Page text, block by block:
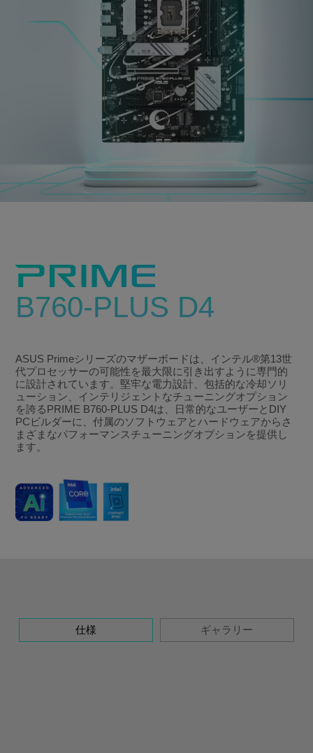
B760-PLUS D4
ASUS Primeシリーズのマザーボードは、インテル®第13世
代プロセッサーの可能性を最大限に引き出すように専門的
に設計されています。堅牢な電力設計、包括的な冷却ソリ
ューション、インテリジェントなチューニングオプション
を誇るPRIME B760-PLUS D4は、日常的なユーザーとDIY
PCビルダーに、付属のソフトウェアとハードウェアからさ
まざまなパフォーマンスチューニングオプションを提供し
ます。
仕様 ギャラリー